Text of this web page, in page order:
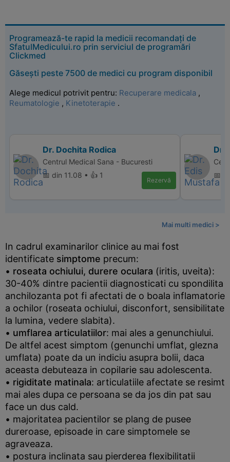
Programează-te rapid la medicii recomandați de
SfatulMedicului.ro prin serviciul de programări
Clickmed
Găsești peste 7500 de medici cu program disponibil
Alege medicul potrivit pentru: Recuperare medicala ,
Reumatologie , Kinetoterapie .
Dr. Dochita Rodica
Centrul Medical Sana - Bucuresti
📅 din 11.08 • 👍 1
Rezervă
Dr.
📅
Mai multi medici >
In cadrul examinarilor clinice au mai fost
identificate simptome precum:
• roseata ochiului, durere oculara (iritis, uveita):
30-40% dintre pacientii diagnosticati cu spondilita
anchilozanta pot fi afectati de o boala inflamatorie
a ochilor (roseata ochiului, disconfort, sensibilitate
la lumina, vedere slabita).
• umflarea articulatiilor: mai ales a genunchiului.
De altfel acest simptom (genunchi umflat, glezna
umflata) poate da un indiciu asupra bolii, daca
aceasta debuteaza in copilarie sau adolescenta.
• rigiditate matinala: articulatiile afectate se resimt
mai ales dupa ce persoana se da jos din pat sau
face un dus cald.
• majoritatea pacientilor se plang de pusee
dureroase, episoade in care simptomele se
agraveaza.
• postura inclinata sau pierderea flexibilitatii